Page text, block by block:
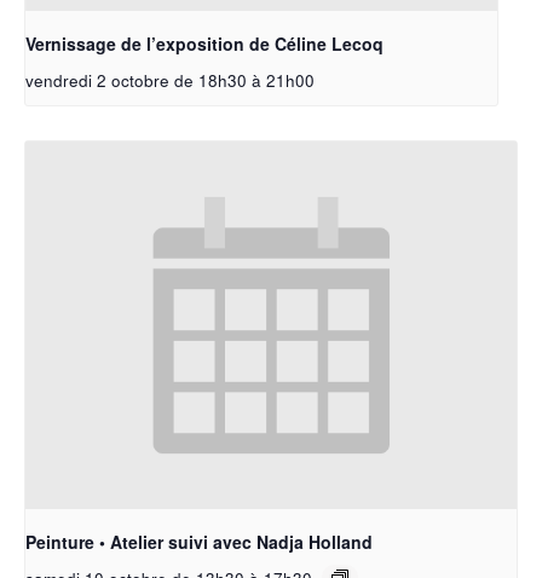
Vernissage de l’exposition de Céline Lecoq
vendredi 2 octobre de 18h30 à 21h00
Peinture • Atelier suivi avec Nadja Holland